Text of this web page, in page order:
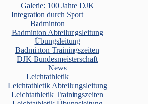
Galerie: 100 Jahre DJK
Integration durch Sport
Badminton
Badminton Abteilungsleitung
Übungsleitung
Badminton Trainingszeiten
DJK Bundesmeisterschaft
News
Leichtathletik
Leichtathletik Abteilungsleitung
Leichtathletik Trainingszeiten